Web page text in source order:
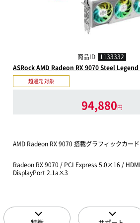
商品ID 1133332
ASRock AMD Radeon RX 9070 Steel Legend
超還元 対象
94,880円
AMD Radeon RX 9070 搭載グラフィックカード
Radeon RX 9070 / PCI Express 5.0×16 /
DisplayPort 2.1a×3